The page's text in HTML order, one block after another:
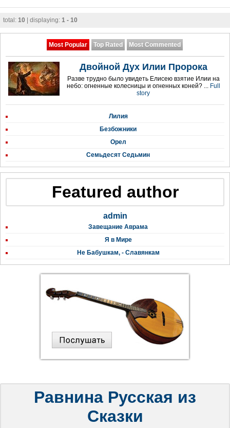
total: 10 | displaying: 1 - 10
Most Popular Top Rated Most Commented
Двойной Дух Илии Пророка
Разве трудно было увидеть Елисею взятие Илии на
небо: огненные колесницы и огненных коней? ... Full
story
Лилия
Безбожники
Орел
Семьдесят Седьмин
Featured author
admin
Завещание Аврама
Я в Мире
Не Бабушкам, - Славянкам
Равнина Русская из
Сказки